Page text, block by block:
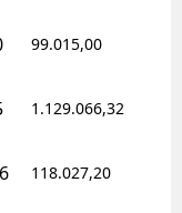
99.015,00
1.129.066,32
118.027,20